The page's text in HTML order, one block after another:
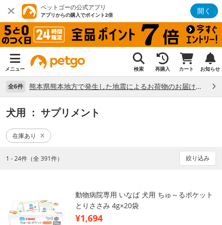
ペットゴーの公式アプリ
アプリからの購入でポイント2倍 開く
メニュー 検索 再購入 カート お知らせ
全6件 熊本県熊本地方で発生した地震によるお荷物のお届け状況について （7/28）
犬用 ： サプリメント
在庫あり
1 - 24件（全 391件） 絞り込み
動物病院専用 いなば 犬用 ちゅ～るポケット
とりささみ 4g×20袋
¥1,694